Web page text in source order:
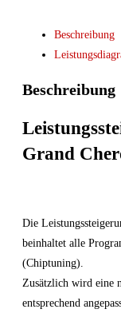
Beschreibung
Beschreibung
Grand
Die
beinhaltet alle
(Chiptuning).
Zusätzlich wird eine
entsprechend